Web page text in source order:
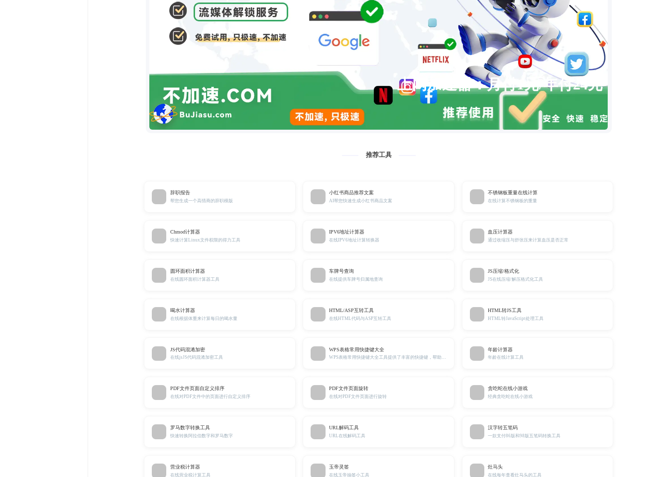
上网加速器：月付1元/年付24元
推荐工具
辞职报告
帮您生成一个高情商的辞职模版
小红书商品推荐文案
AI帮您快速生成小红书商品文案
不锈钢板重量在线计算
在线计算不锈钢板的重量
Chmod计算器
快速计算Linux文件权限的得力工具
IPV6地址计算器
在线IPV6地址计算转换器
血压计算器
通过收缩压与舒张压来计算血压是否正常
圆环面积计算器
在线圆环面积计算器工具
车牌号查询
在线提供车牌号归属地查询
JS压缩/格式化
JS在线压缩/解压格式化工具
喝水计算器
在线根据体重来计算每日的喝水量
HTML/ASP互转工具
在线HTML代码与ASP互转工具
HTML转JS工具
HTML转JavaScript处理工具
JS代码混淆加密
在线jsJS代码混淆加密工具
WPS表格常用快捷键大全
WPS表格常用快捷键大全工具提供了丰富的快捷键，帮助您更高效地操作表格，提升工作效率。
年龄计算器
年龄在线计算工具
PDF文件页面自定义排序
在线对PDF文件中的页面进行自定义排序
PDF文件页面旋转
在线对PDF文件页面进行旋转
贪吃蛇在线小游戏
经典贪吃蛇在线小游戏
罗马数字转换工具
快速转换阿拉伯数字和罗马数字
URL解码工具
URL在线解码工具
汉字转五笔码
一款支付86版和98版五笔码转换工具
营业税计算器
在线营业税计算工具
玉帝灵签
在线玉帝抽签小工具
灶马头
在线每年查看灶马头的工具